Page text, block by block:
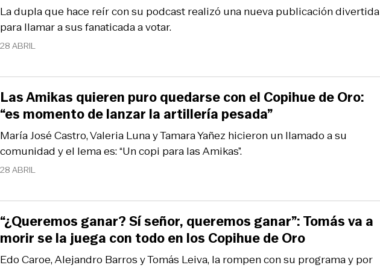
28 ABRIL
La dupla que hace reír con su podcast realizó una nueva publicación divertida
para llamar a sus fanaticada a votar.
28 ABRIL
María José Castro, Valeria Luna y Tamara Yañez hicieron un llamado a su
comunidad y el lema es: “Un copi para las Amikas”.
Las Amikas quieren puro quedarse con el Copihue de Oro:
“es momento de lanzar la artillería pesada”
Edo Caroe, Alejandro Barros y Tomás Leiva, la rompen con su programa y por
“¿Queremos ganar? Sí señor, queremos ganar”: Tomás va a
morir se la juega con todo en los Copihue de Oro